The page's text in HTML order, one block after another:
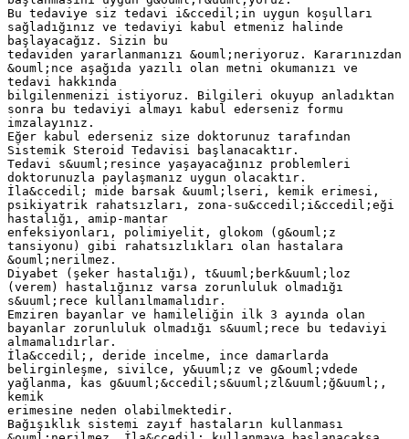
Bu tedaviye siz tedavi i&ccedil;in uygun koşulları
sağladığınız ve tedaviyi kabul etmeniz halinde
başlayacağız. Sizin bu
tedaviden yararlanmanızı &ouml;neriyoruz. Kararınızdan
&ouml;nce aşağıda yazılı olan metni okumanızı ve
tedavi hakkında
bilgilenmenizi istiyoruz. Bilgileri okuyup anladıktan
sonra bu tedaviyi almayı kabul ederseniz formu
imzalayınız.
Eğer kabul ederseniz size doktorunuz tarafından
Sistemik Steroid Tedavisi başlanacaktır.
Tedavi s&uuml;resince yaşayacağınız problemleri
doktorunuzla paylaşmanız uygun olacaktır.
İla&ccedil; mide barsak &uuml;lseri, kemik erimesi,
psikiyatrik rahatsızları, zona-su&ccedil;i&ccedil;eği
hastalığı, amip-mantar
enfeksiyonları, polimiyelit, glokom (g&ouml;z
tansiyonu) gibi rahatsızlıkları olan hastalara
&ouml;nerilmez.
Diyabet (şeker hastalığı), t&uuml;berk&uuml;loz
(verem) hastalığınız varsa zorunluluk olmadığı
s&uuml;rece kullanılmamalıdır.
Emziren bayanlar ve hamileliğin ilk 3 ayında olan
bayanlar zorunluluk olmadığı s&uuml;rece bu tedaviyi
almamalıdırlar.
İla&ccedil;, deride incelme, ince damarlarda
belirginleşme, sivilce, y&uuml;z ve g&ouml;vdede
yağlanma, kas g&uuml;&ccedil;s&uuml;zl&uuml;ğ&uuml;,
kemik
erimesine neden olabilmektedir.
Bağışıklık sistemi zayıf hastaların kullanması